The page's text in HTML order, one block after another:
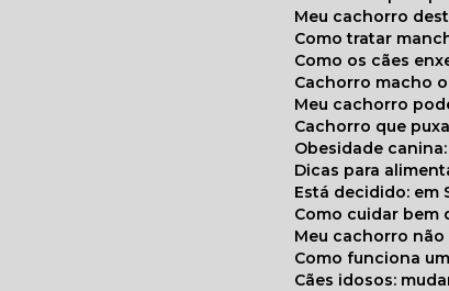
Meu cachorro
Como tratar
Como os cães
Cachorro macho
Meu cachorro
Cachorro que
Obesidade
Dicas para
Está decidido:
Como cuidar
Meu cachorro
Como funciona
Cães idosos: